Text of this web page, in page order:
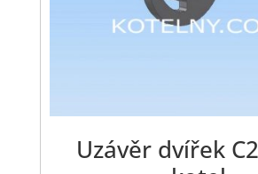
Uzávěr dvířek